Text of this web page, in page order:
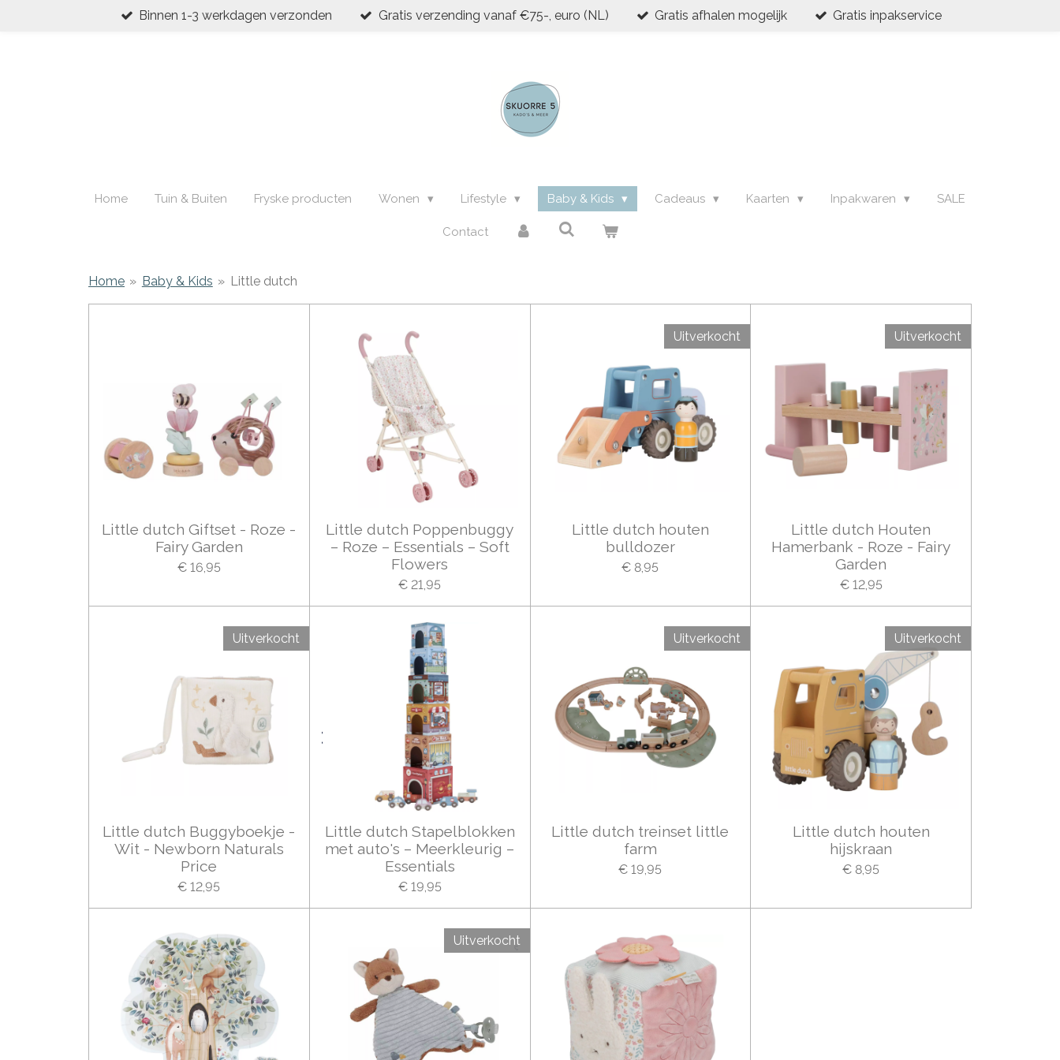
Binnen 1-3 werkdagen verzonden Gratis verzending vanaf €75-, euro (NL) Gratis afhalen mogelijk Gratis inpakservice
Home Tuin & Buiten Fryske producten Wonen Lifestyle Baby & Kids Cadeaus Kaarten Inpakwaren SALE
Contact
Home » Baby & Kids » Little dutch
Little dutch Giftset - Roze -
Fairy Garden
€ 16,95
Little dutch Poppenbuggy
– Roze – Essentials – Soft
Flowers
€ 21,95
Uitverkocht
Little dutch houten
bulldozer
€ 8,95
Uitverkocht
Little dutch Houten
Hamerbank - Roze - Fairy
Garden
€ 12,95
Uitverkocht
Little dutch Buggyboekje -
Wit - Newborn Naturals
Price
€ 12,95
Little dutch Stapelblokken
met auto's – Meerkleurig –
Essentials
€ 19,95
Uitverkocht
Little dutch treinset little
farm
€ 19,95
Uitverkocht
Little dutch houten
hijskraan
€ 8,95
Uitverkocht